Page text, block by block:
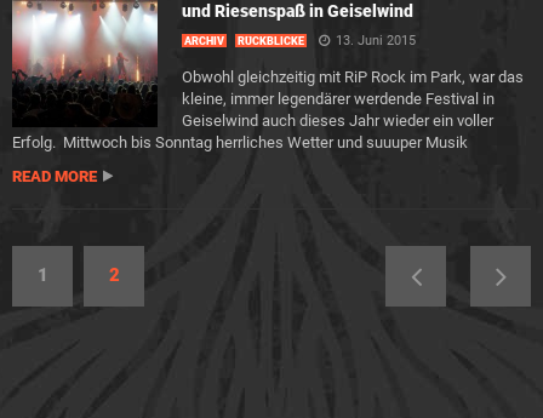
und Riesenspaß in Geiselwind
ARCHIV RÜCKBLICKE 13. Juni 2015
Obwohl gleichzeitig mit RiP Rock im Park, war das
kleine, immer legendärer werdende Festival in
Geiselwind auch dieses Jahr wieder ein voller
Erfolg. Mittwoch bis Sonntag herrliches Wetter und suuuper Musik
READ MORE
1 2